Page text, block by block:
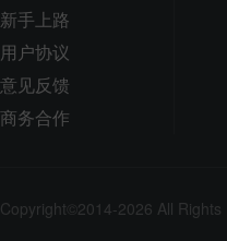
新手上路
用户协议
意见反馈
商务合作
Copyright©2014-2026 All Rights